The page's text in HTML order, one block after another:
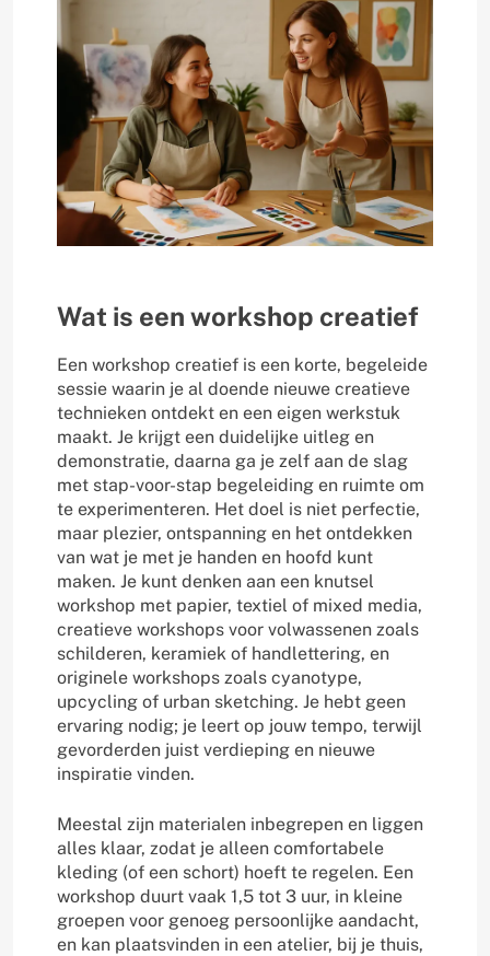
Wat is een workshop creatief
Een workshop creatief is een korte, begeleide
sessie waarin je al doende nieuwe creatieve
technieken ontdekt en een eigen werkstuk
maakt. Je krijgt een duidelijke uitleg en
demonstratie, daarna ga je zelf aan de slag
met stap-voor-stap begeleiding en ruimte om
te experimenteren. Het doel is niet perfectie,
maar plezier, ontspanning en het ontdekken
van wat je met je handen en hoofd kunt
maken. Je kunt denken aan een knutsel
workshop met papier, textiel of mixed media,
creatieve workshops voor volwassenen zoals
schilderen, keramiek of handlettering, en
originele workshops zoals cyanotype,
upcycling of urban sketching. Je hebt geen
ervaring nodig; je leert op jouw tempo, terwijl
gevorderden juist verdieping en nieuwe
inspiratie vinden.
Meestal zijn materialen inbegrepen en liggen
alles klaar, zodat je alleen comfortabele
kleding (of een schort) hoeft te regelen. Een
workshop duurt vaak 1,5 tot 3 uur, in kleine
groepen voor genoeg persoonlijke aandacht,
en kan plaatsvinden in een atelier, bij je thuis,